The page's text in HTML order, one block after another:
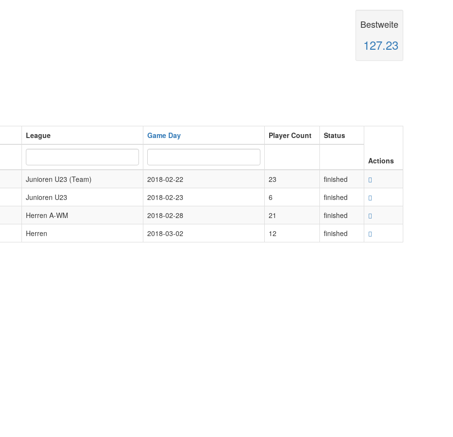
Bestweite
127.23
League Game Day Player Count Status
Actions
Junioren U23 (Team) 2018-02-22 23
finished
Junioren U23 2018-02-23 6
finished
Herren A-WM 2018-02-28 21
finished
Herren 2018-03-02 12 finished